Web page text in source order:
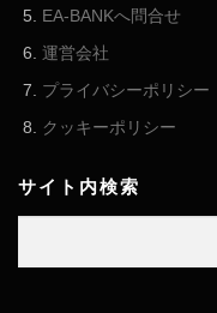
EA-BANKへ問合せ
運営会社
プライバシーポリシー
クッキーポリシー
サイト内検索